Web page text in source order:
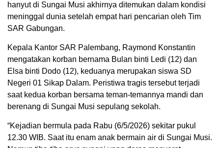
hanyut di Sungai Musi akhirnya ditemukan dalam kondisi
meninggal dunia setelah empat hari pencarian oleh Tim
SAR Gabungan.
Kepala Kantor SAR Palembang, Raymond Konstantin
mengatakan korban bernama Bulan binti Ledi (12) dan
Elsa binti Dodo (12), keduanya merupakan siswa SD
Negeri 01 Sikap Dalam. Peristiwa tragis tersebut terjadi
saat kedua korban bersama teman-temannya mandi dan
berenang di Sungai Musi sepulang sekolah.
“Kejadian bermula pada Rabu (6/5/2026) sekitar pukul
12.30 WIB. Saat itu enam anak bermain air di Sungai Musi.